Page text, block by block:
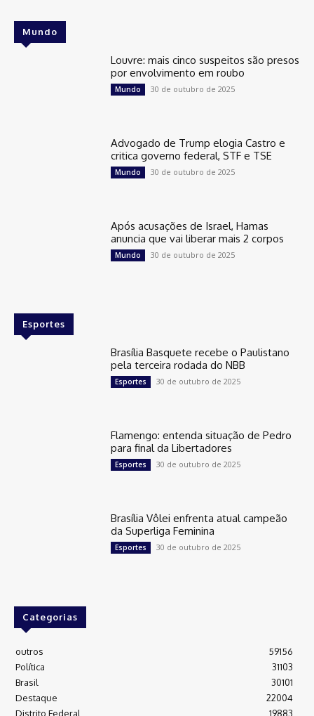
Mundo
Louvre: mais cinco suspeitos são presos
por envolvimento em roubo
Mundo 30 de outubro de 2025
Advogado de Trump elogia Castro e
critica governo federal, STF e TSE
Mundo 30 de outubro de 2025
Após acusações de Israel, Hamas
anuncia que vai liberar mais 2 corpos
Mundo 30 de outubro de 2025
Esportes
Brasília Basquete recebe o Paulistano
pela terceira rodada do NBB
Esportes 30 de outubro de 2025
Flamengo: entenda situação de Pedro
para final da Libertadores
Esportes 30 de outubro de 2025
Brasília Vôlei enfrenta atual campeão
da Superliga Feminina
Esportes 30 de outubro de 2025
Categorias
outros
59156
Política
31103
Brasil
30101
Destaque
22004
Distrito Federal
19883